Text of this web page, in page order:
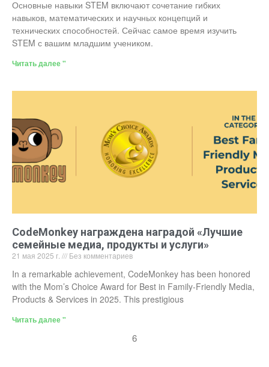
Основные навыки STEM включают сочетание гибких
навыков, математических и научных концепций и
технических способностей. Сейчас самое время изучить
STEM с вашим младшим учеником.
Читать далее "
CodeMonkey награждена наградой «Лучшие
семейные медиа, продукты и услуги»
21 мая 2025 г. Без комментариев
In a remarkable achievement, CodeMonkey has been honored
with the Mom’s Choice Award for Best in Family-Friendly Media,
Products & Services in 2025. This prestigious
Читать далее "
6